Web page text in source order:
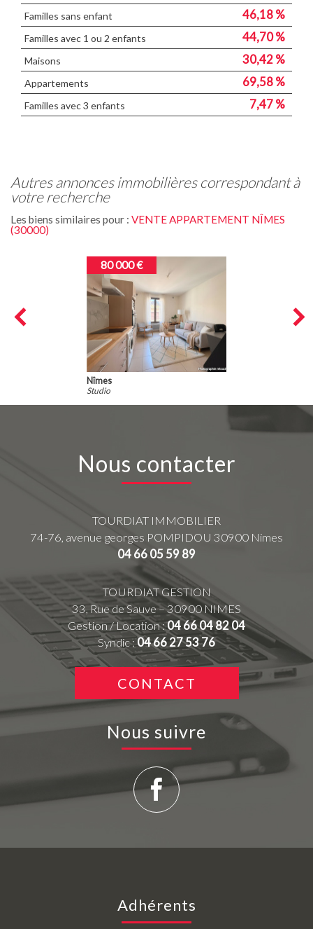
Familles sans enfant 46,18 %
Familles avec 1 ou 2 enfants 44,70 %
Maisons 30,42 %
Appartements 69,58 %
Familles avec 3 enfants 7,47 %
autres annonces immobilières correspondant à
votre recherche
Les biens similaires pour : VENTE APPARTEMENT NÎMES
(30000)
80 000 €
Nîmes
Studio
Nous contacter
TOURDIAT IMMOBILIER
74-76, avenue georges POMPIDOU 30900 Nimes
04 66 05 59 89
TOURDIAT GESTION
33, Rue de Sauve – 30900 NIMES
Gestion / Location :04 66 04 82 04
Syndic :04 66 27 53 76
CONTACT
Nous suivre
Adhérents